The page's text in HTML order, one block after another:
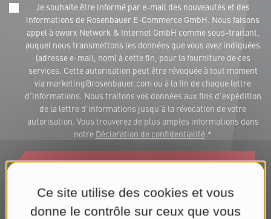
Je souhaite être informé par e-mail des nouveautés et des
informations de Rosenbauer E-Commerce GmbH. Nous faisons
appel à eworx Network & Internet GmbH comme sous-traitant,
auquel nous transmettons les données que vous avez indiquées
(adresse e-mail, nom) à cette fin, pour la fourniture de ces
services. Cette autorisation peut être révoquée à tout moment
via marketing@rosenbauer.com ou à la fin de chaque lettre
d'informations. Nous traitons vos données aux fins d'expédition
de la lettre d'informations jusqu'à la révocation de votre
autorisation. Vous trouverez de plus amples informations dans
notre Déclaration de confidentialité.*
Ce site utilise des cookies et vous
donne le contrôle sur ceux que vous